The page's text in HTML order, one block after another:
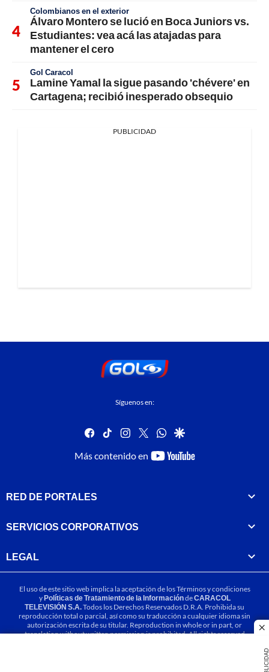
PUBLICIDAD
Colombianos en el exterior
Álvaro Montero se lució en Boca Juniors vs.
Estudiantes: vea acá las atajadas para
mantener el cero
Gol Caracol
Lamine Yamal la sigue pasando 'chévere' en
Cartagena; recibió inesperado obsequio
PUBLICIDAD
Síguenos en:
facebook
tiktok instagram
twitterwhatsapp
google
Más contenido en
youtube-
RED DE PORTALES
SERVICIOS CORPORATIVOS
LEGAL
El uso de este sitio web implica la aceptación de losTérminos y condiciones
yPolíticas de Tratamiento de la InformacióndeCARACOL
TELEVISIÓN S.A.Todos los Derechos Reservados D.R.A. Prohibida su
reproducción total o parcial, así como su traducción a cualquier idioma sin
autorización escrita de su titular. Reproduction in whole or in part, or
translation without written permission is prohibited. All rights reserved